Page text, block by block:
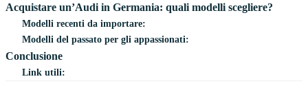
Acquistare un’Audi in Germania: quali modelli scegliere?
Modelli recenti da importare:
Modelli del passato per gli appassionati:
Conclusione
Link utili: